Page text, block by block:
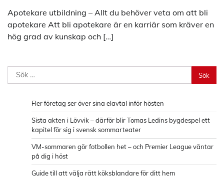
Apotekare utbildning – Allt du behöver veta om att bli
apotekare Att bli apotekare är en karriär som kräver en
hög grad av kunskap och […]
Sök
efter:
Fler företag ser över sina elavtal inför hösten
Sista akten i Lövvik – därför blir Tomas Ledins bygdespel ett
kapitel för sig i svensk sommarteater
VM-sommaren gör fotbollen het – och Premier League väntar
på dig i höst
Guide till att välja rätt köksblandare för ditt hem